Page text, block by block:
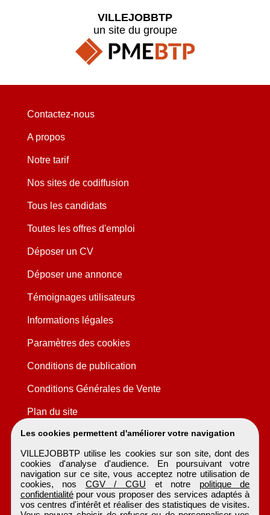
Les cookies permettent d'améliorer votre navigation
VILLEJOBBTP utilise les cookies sur son site, dont des
cookies d'analyse d'audience. En poursuivant votre
navigation sur ce site, vous acceptez notre utilisation de
cookies, nos CGV / CGU et notre politique de
confidentialitépour vous proposer des services adaptés à
vos centres d'intérêt et réaliser des statistiques de visites.
VILLEJOBBTP
un site du groupe
Contactez-nous
A propos
Notre tarif
Nos sites de codiffusion
Tous les candidats
Toutes les offres d'emploi
Déposer un CV
Déposer une annonce
Témoignages utilisateurs
Informations légales
Paramètres des cookies
Conditions de publication
Conditions Générales de Vente
Plan du site